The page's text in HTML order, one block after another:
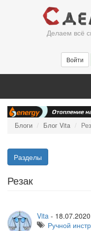
Делаем всё
Войти
Блоги Блог Vita
Разделы
Резак
Vita - 18.07.2020
Ручной